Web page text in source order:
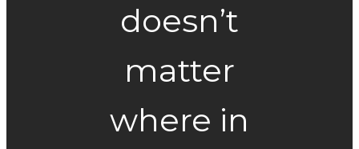
doesn’t
matter
where in